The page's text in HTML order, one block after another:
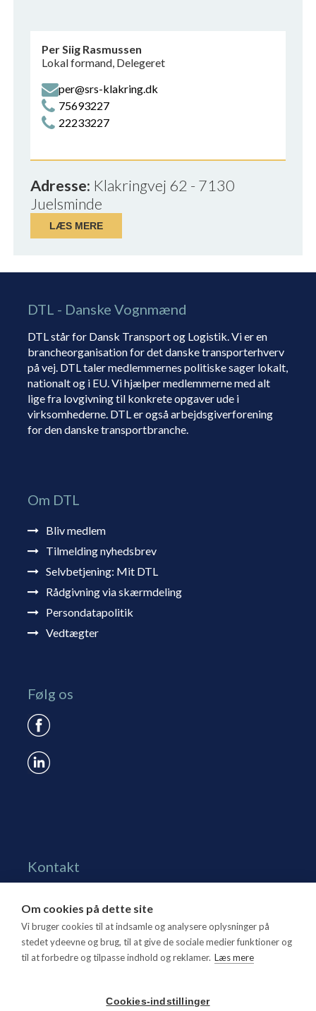
Per Siig Rasmussen
Lokal formand, Delegeret
per@srs-klakring.dk
75693227
22233227
LÆS MERE
Adresse: Klakringvej 62 - 7130
Juelsminde
DTL - Danske Vognmænd
DTL står for Dansk Transport og Logistik. Vi er en
brancheorganisation for det danske transporterhverv
på vej. DTL taler medlemmernes politiske sager lokalt,
nationalt og i EU. Vi hjælper medlemmerne med alt
lige fra lovgivning til konkrete opgaver ude i
virksomhederne. DTL er også arbejdsgiverforening
for den danske transportbranche.
Om DTL
Bliv medlem
Tilmelding nyhedsbrev
Selvbetjening: Mit DTL
Rådgivning via skærmdeling
Persondatapolitik
Vedtægter
Følg os
Kontakt
1270 Kbh. K
Tlf. 70 15 95 00
dtl@dtl.eu
Om cookies på dette site
Vi bruger cookies til at indsamle og analysere oplysninger på
stedet ydeevne og brug, til at give de sociale medier funktioner og
til at forbedre og tilpasse indhold og reklamer. Læs mere
Cookies-indstillinger